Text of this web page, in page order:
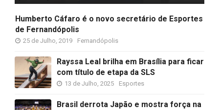
Humberto Cáfaro é o novo secretário de Esportes
de Fernandópolis
25 de Julho, 2019 Fernandópolis
Rayssa Leal brilha em Brasília para ficar
com título de etapa da SLS
13 de Julho, 2025 Esportes
Brasil derrota Japão e mostra força na